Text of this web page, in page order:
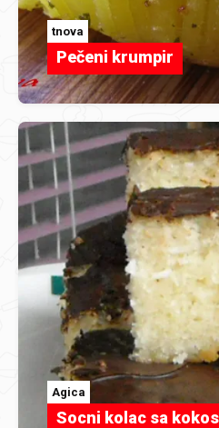
tnova
Pečeni krumpir
Agica
Socni kolac sa